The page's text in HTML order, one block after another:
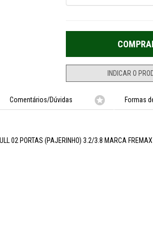
Comentários/Dúvidas  Formas
02 PORTAS (PAJERINHO) 3.2/3.8 MARCA FREMAX